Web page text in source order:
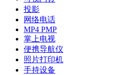
投影
网络电话
MP4 PMP
掌上电视
便携导航仪
照片打印机
手持设备